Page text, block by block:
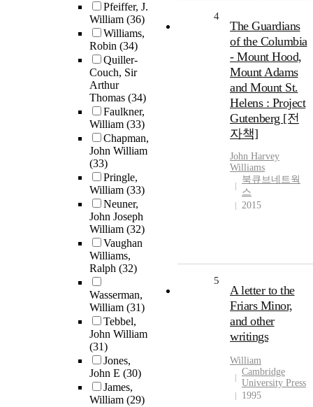
Pfeiffer, J.
William (36)
Williams,
Robin (34)
Quiller-
Couch, Sir
Arthur
Thomas (34)
Faulkner,
William (33)
Chapman,
John William
(33)
Pringle,
William (33)
Neuner,
John Joseph
William (32)
Vaughan
Williams,
Ralph (32)
Wasserman,
William (31)
Tebbel,
John William
(31)
Jones,
John E (30)
James,
William (29)
4
The Guardians
of the Columbia
- Mount Hood,
Mount Adams
and Mount St.
Helens : Project
Gutenberg [전
자책]
John Harvey
Williams
북큐브네트웍
스
2015
5
A letter to the
Friars Minor,
and other
writings
William
Cambridge
University Press
1995